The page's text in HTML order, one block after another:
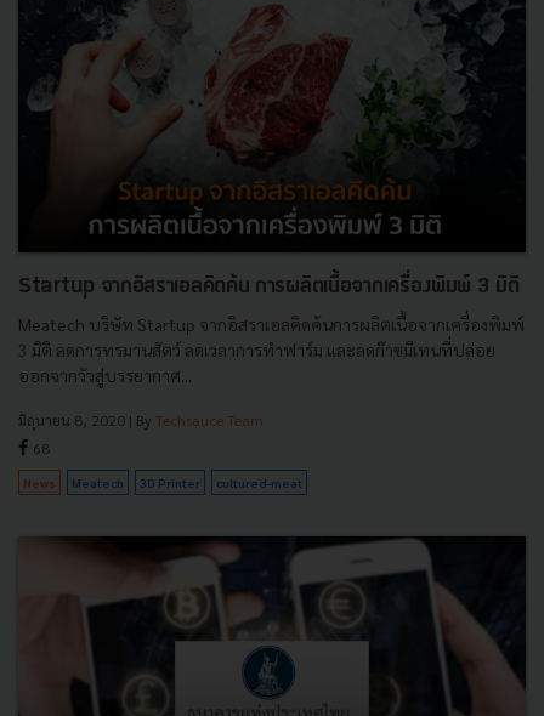
Startup จากอิสราเอลคิดค้น การผลิตเนื้อจากเครื่องพิมพ์ 3 มิติ
Meatech บริษัท Startup จากอิสราเอลคิดค้นการผลิตเนื้อจากเครื่องพิมพ์
3 มิติ ลดการทรมานสัตว์ ลดเวลาการทำฟาร์ม และลดก๊าซมีเทนที่ปล่อย
ออกจากวัวสู่บรรยากาศ...
มิถุนายน 8, 2020 | By Techsauce Team
68
News Meatech 3D Printer cultured-meat